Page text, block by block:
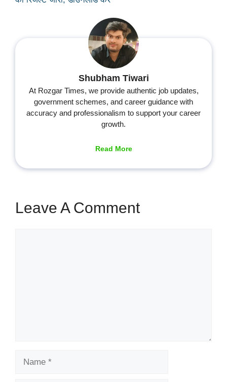
Shubham Tiwari
At Rozgar Times, we provide authentic job updates,
government schemes, and career guidance with
accuracy and professionalism to support your career
growth.
Read More
Leave A Comment